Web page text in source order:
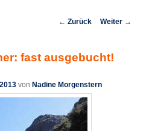
Beitrags-
← Zurück Weiter →
fast ausgebucht!
von Nadine Morgenstern